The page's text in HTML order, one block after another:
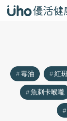
毒油 紅
魚刺卡喉嚨